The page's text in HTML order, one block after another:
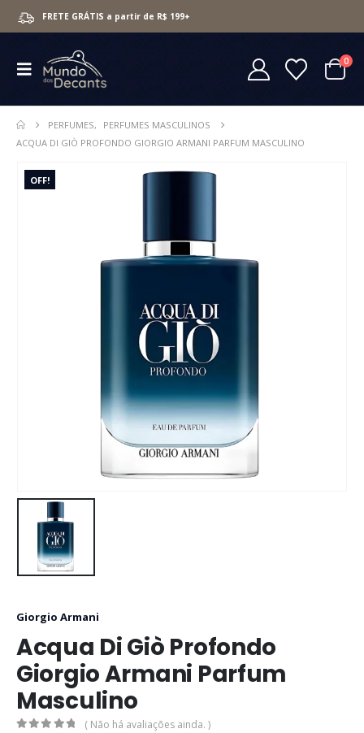
FRETE GRÁTIS a partir de R$ 199+
0
PERFUMES,
PERFUMES MASCULINOS
ACQUA DI GIÒ PROFONDO GIORGIO ARMANI PARFUM MASCULINO
OFF!
Giorgio Armani
Acqua Di Giò Profondo
Giorgio Armani Parfum
Masculino
( Não há avaliações ainda. )